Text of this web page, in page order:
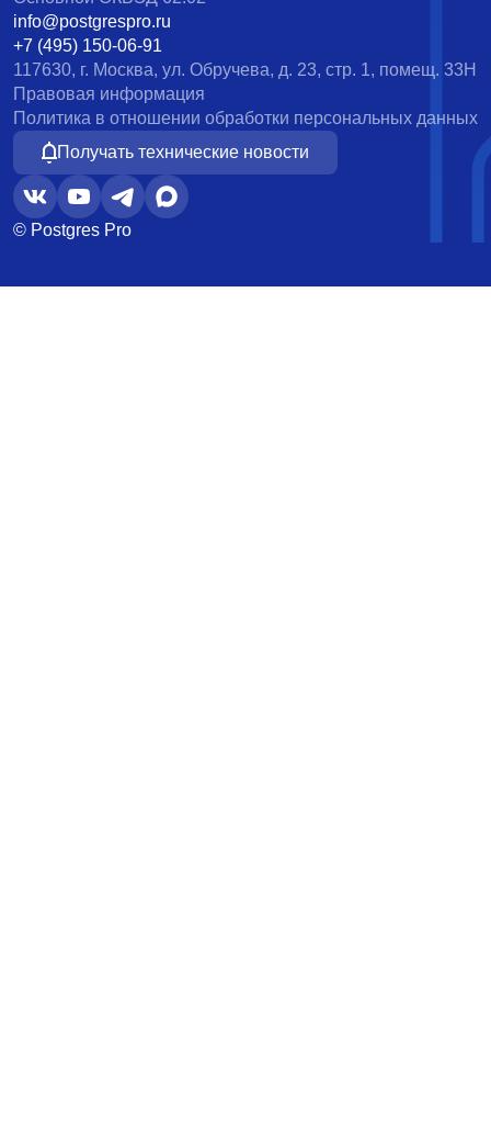
info@postgrespro.ru
+7 (495) 150-06-91
117630, г. Москва, ул. Обручева, д. 23, стр. 1, помещ. 33Н
Правовая информация
Политика в отношении обработки персональных данных
Получать технические новости
© Postgres Pro